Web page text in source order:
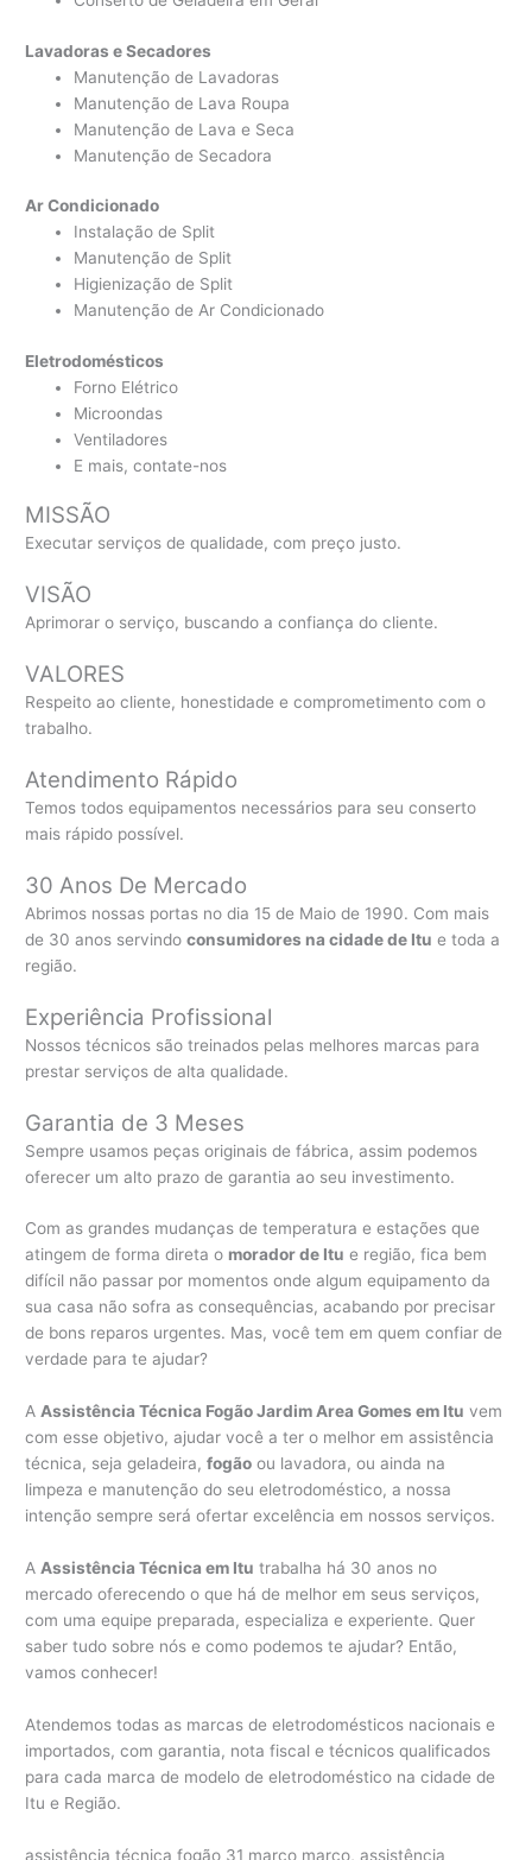
Lavadoras e Secadores
Manutenção de Lavadoras
Manutenção de Lava Roupa
Manutenção de Lava e Seca
Manutenção de Secadora
Ar Condicionado
Instalação de Split
Manutenção de Split
Higienização de Split
Manutenção de Ar Condicionado
Eletrodomésticos
Forno Elétrico
Microondas
Ventiladores
E mais, contate-nos
MISSÃO
Executar serviços de qualidade, com preço justo.
VISÃO
Aprimorar o serviço, buscando a confiança do cliente.
VALORES
Respeito ao cliente, honestidade e comprometimento com o
trabalho.
Atendimento Rápido
Temos todos equipamentos necessários para seu conserto
mais rápido possível.
30 Anos De Mercado
Abrimos nossas portas no dia 15 de Maio de 1990. Com mais
de 30 anos servindoconsumidores na cidade de Itu e toda a
região.
Experiência Profissional
Nossos técnicos são treinados pelas melhores marcas para
prestar serviços de alta qualidade.
Garantia de 3 Meses
Sempre usamos peças originais de fábrica, assim podemos
oferecer um alto prazo de garantia ao seu investimento.
Com as grandes mudanças de temperatura e estações que
atingem de forma direta o morador de Itu e região, fica bem
difícil não passar por momentos onde algum equipamento da
sua casa não sofra as consequências, acabando por precisar
de bons reparos urgentes. Mas, você tem em quem confiar de
verdade para te ajudar?
AAssistência Técnica Fogão Jardim Area Gomes em Itu vem
com esse objetivo, ajudar você a ter o melhor em assistência
técnica, seja geladeira,fogão ou lavadora, ou ainda na
limpeza e manutenção do seu eletrodoméstico, a nossa
intenção sempre será ofertar excelência em nossos serviços.
A Assistência Técnica em Itu trabalha há 30 anos no
mercado oferecendo o que há de melhor em seus serviços,
com uma equipe preparada, especializa e experiente. Quer
saber tudo sobre nós e como podemos te ajudar? Então,
vamos conhecer!
Atendemos todas as marcas de eletrodomésticos nacionais e
importados, com garantia, nota fiscal e técnicos qualificados
para cada marca de modelo de eletrodoméstico na cidade de
Itu e Região.
assistência técnica fogão 31 marco marco, assistência